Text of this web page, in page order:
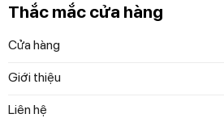
Tay cầm cách nhiệt tốt
Tay cầm của của các sản phẩm trong
Thắc mắc cửa hàng
Cửa hàng
Giới thiệu
Liên hệ